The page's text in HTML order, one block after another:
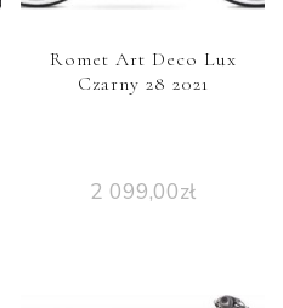
Romet Art Deco Lux
Czarny 28 2021
2 099,00zł